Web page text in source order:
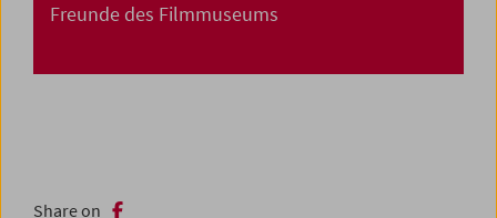
Freunde des Filmmuseums
Share on